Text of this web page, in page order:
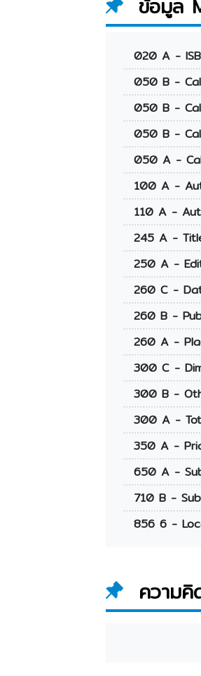
ข้อมูล
020 A -
050 B -
050 B -
050 B -
050 A -
100 A -
110 A -
245 A -
250 A -
260 C -
260 B -
260 A -
300 C -
300 B -
300 A -
350 A -
650 A -
710 B -
856 6 -
ความคิ